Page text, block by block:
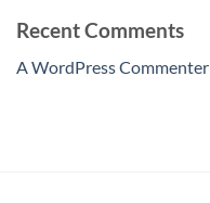
Recent Comments
A WordPress Commenter